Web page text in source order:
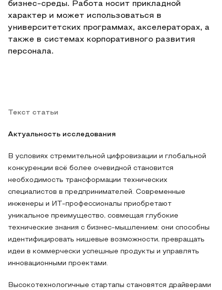
бизнес-среды. Работа носит прикладной
характер и может использоваться в
университетских программах, акселераторах, а
также в системах корпоративного развития
персонала.
Текст статьи
Актуальность исследования
В условиях стремительной цифровизации и глобальной
конкуренции всё более очевидной становится
необходимость трансформации технических
специалистов в предпринимателей. Современные
инженеры и ИТ‑профессионалы приобретают
уникальное преимущество, совмещая глубокие
технические знания с бизнес‑мышлением: они способны
идентифицировать нишевые возможности, превращать
идеи в коммерчески успешные продукты и управлять
инновационными проектами.
Высокотехнологичные стартапы становятся драйверами